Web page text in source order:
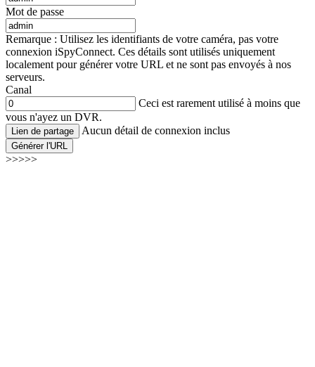
Mot de passe
Remarque : Utilisez les identifiants de votre caméra, pas votre
connexion iSpyConnect. Ces détails sont utilisés uniquement
localement pour générer votre URL et ne sont pas envoyés à nos
serveurs.
Canal
Ceci est rarement utilisé à moins que
vous n'ayez un DVR.
Lien de partage Aucun détail de connexion inclus
Générer l'URL
>>>>>